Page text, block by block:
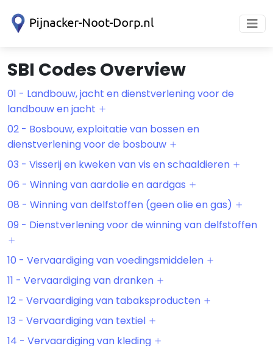
SBI Codes Overview
01 - Landbouw, jacht en dienstverlening voor de
landbouw en jacht
02 - Bosbouw, exploitatie van bossen en
dienstverlening voor de bosbouw
03 - Visserij en kweken van vis en schaaldieren
06 - Winning van aardolie en aardgas
08 - Winning van delfstoffen (geen olie en gas)
09 - Dienstverlening voor de winning van delfstoffen
10 - Vervaardiging van voedingsmiddelen
11 - Vervaardiging van dranken
12 - Vervaardiging van tabaksproducten
13 - Vervaardiging van textiel
14 - Vervaardiging van kleding